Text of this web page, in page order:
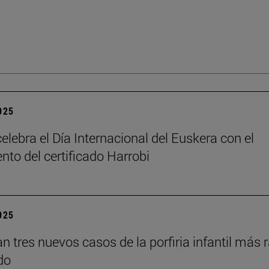
el Día Internacional del Euskera con el
del certificado Harrobi
tres nuevos casos de la porfiria infantil más